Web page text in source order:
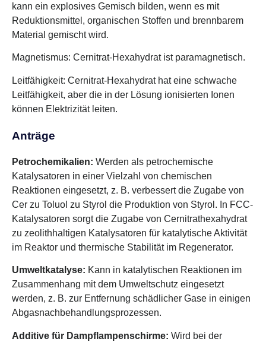
kann ein explosives Gemisch bilden, wenn es mit
Reduktionsmittel, organischen Stoffen und brennbarem
Material gemischt wird.
Magnetismus: Cernitrat-Hexahydrat ist paramagnetisch.
Leitfähigkeit: Cernitrat-Hexahydrat hat eine schwache
Leitfähigkeit, aber die in der Lösung ionisierten Ionen
können Elektrizität leiten.
Anträge
Petrochemikalien: Werden als petrochemische
Katalysatoren in einer Vielzahl von chemischen
Reaktionen eingesetzt, z. B. verbessert die Zugabe von
Cer zu Toluol zu Styrol die Produktion von Styrol. In FCC-
Katalysatoren sorgt die Zugabe von Cernitrathexahydrat
zu zeolithhaltigen Katalysatoren für katalytische Aktivität
im Reaktor und thermische Stabilität im Regenerator.
Umweltkatalyse: Kann in katalytischen Reaktionen im
Zusammenhang mit dem Umweltschutz eingesetzt
werden, z. B. zur Entfernung schädlicher Gase in einigen
Abgasnachbehandlungsprozessen.
Additive für Dampflampenschirme: Wird bei der